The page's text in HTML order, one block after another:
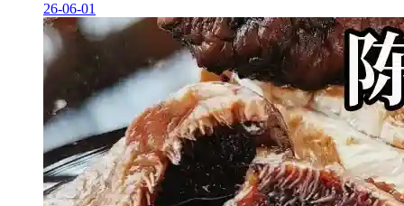
26-06-01